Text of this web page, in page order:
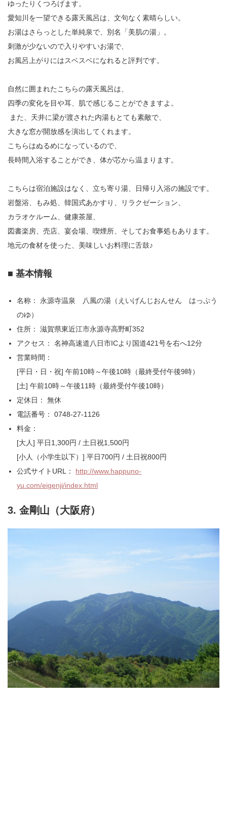
ゆったりくつろげます。
愛知川を一望できる露天風呂は、文句なく素晴らしい。
お湯はさらっとした単純泉で、別名「美肌の湯」。
刺激が少ないので入りやすいお湯で、
お風呂上がりにはスベスベになれると評判です。
自然に囲まれたこちらの露天風呂は、
四季の変化を目や耳、肌で感じることができますよ。
また、天井に梁が渡された内湯もとても素敵で、
大きな窓が開放感を演出してくれます。
こちらはぬるめになっているので、
長時間入浴することができ、体が芯から温まります。
こちらは宿泊施設はなく、立ち寄り湯、日帰り入浴の施設です。
岩盤浴、もみ処、韓国式あかすり、リラクゼーション、
カラオケルーム、健康茶屋、
図書楽房、売店、宴会場、喫煙所、そしてお食事処もあります。
地元の食材を使った、美味しいお料理に舌鼓♪
■ 基本情報
名称： 永源寺温泉 八風の湯（えいげんじおんせん はっぷう
のゆ）
住所： 滋賀県東近江市永源寺高野町352
アクセス： 名神高速道八日市ICより国道421号を右へ12分
営業時間：
[平日・日・祝] 午前10時～午後10時（最終受付午後9時）
[土] 午前10時～午後11時（最終受付午後10時）
定休日： 無休
電話番号： 0748-27-1126
料金：
[大人] 平日1,300円 / 土日祝1,500円
[小人（小学生以下）] 平日700円 / 土日祝800円
公式サイトURL： http://www.happuno-
yu.com/eigenji/index.html
3. 金剛山（大阪府）